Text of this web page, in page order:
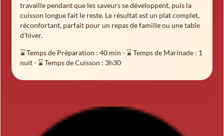
travaille pendant que les saveurs se développent, puis la
cuisson longue fait le reste. Le résultat est un plat complet,
réconfortant, parfait pour un repas de famille ou une table
d'hiver.
⌛ Temps de Préparation : 40 min - ⌛ Temps de Marinade : 1
nuit - ⌛ Temps de Cuisson : 3h30